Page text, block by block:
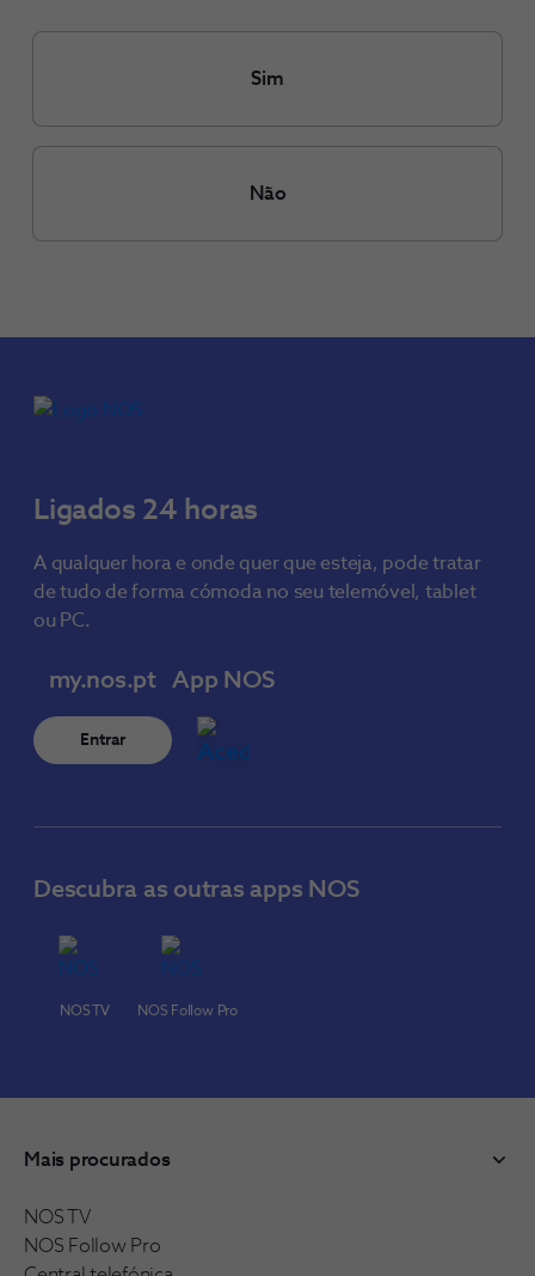
Sim
Não
Ligados 24 horas
A qualquer hora e onde quer que esteja, pode tratar
de tudo de forma cómoda no seu telemóvel, tablet
ou PC.
my.nos.pt
Entrar
App NOS
Descubra as outras apps NOS
NOS TV NOS Follow Pro
Mais procurados
NOS TV
NOS Follow Pro